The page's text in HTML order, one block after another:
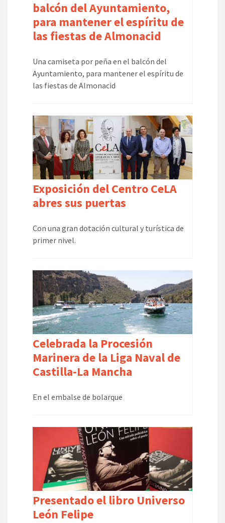
balcón del Ayuntamiento,
para mantener el espíritu de
las fiestas de Almonacid
Una camiseta por peña en el balcón del
Ayuntamiento, para mantener el espíritu de
las fiestas de Almonacid
Exposición del Centro CeLA
abres sus puertas
Con una gran dotación cultural y turística de
primer nivel.
Celebrada la Procesión
Marinera de la Liga Naval de
Castilla-La Mancha
En el embalse de bolarque
Presentado el libro Universo
León Felipe